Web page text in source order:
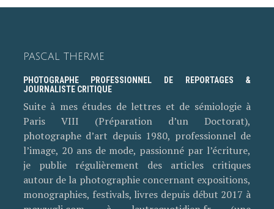
PASCAL THERME
PHOTOGRAPHE PROFESSIONNEL DE REPORTAGES &
JOURNALISTE CRITIQUE
Suite à mes études de lettres et de sémiologie à
Paris VIII (Préparation d’un Doctorat),
photographe d’art depuis 1980, professionnel de
l’image, 20 ans de mode, passionné par l’écriture,
je publie régulièrement des articles critiques
autour de la photographie concernant expositions,
monographies, festivals, livres depuis début 2017 à